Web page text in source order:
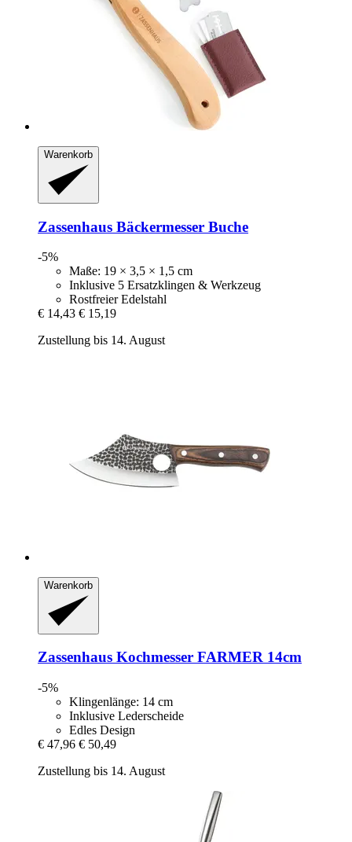
Warenkorb
Zassenhaus Bäckermesser Buche
-5%
Maße: 19 × 3,5 × 1,5 cm
Inklusive 5 Ersatzklingen & Werkzeug
Rostfreier Edelstahl
€ 14,43 € 15,19
Zustellung bis 14. August
Warenkorb
Zassenhaus Kochmesser FARMER 14cm
-5%
Klingenlänge: 14 cm
Inklusive Lederscheide
Edles Design
€ 47,96 € 50,49
Zustellung bis 14. August